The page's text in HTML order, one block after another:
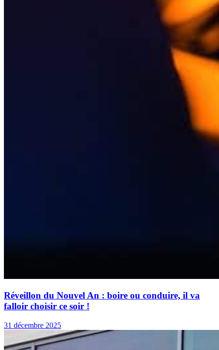
Réveillon du Nouvel An : boire ou conduire, il va
falloir choisir ce soir !
31 décembre 2025